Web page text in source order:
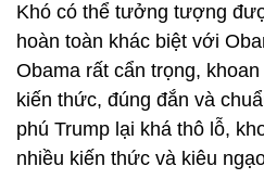
Khó có thể tưởng tượng
hoàn toàn khác biệt với
Obama rất cẩn trọng,
kiến thức, đúng đắn và
phú Trump lại khá thô lỗ,
nhiều kiến thức và kiêu